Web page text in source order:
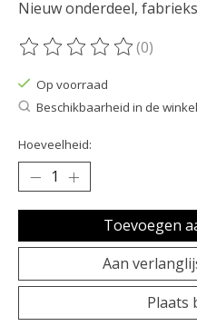
Nieuw onderdeel,
De beoordeling van dit
(0)
Op voorraad
Beschikbaarheid in de
Hoeveelheid:
Toevoegen
Aan
Plaats